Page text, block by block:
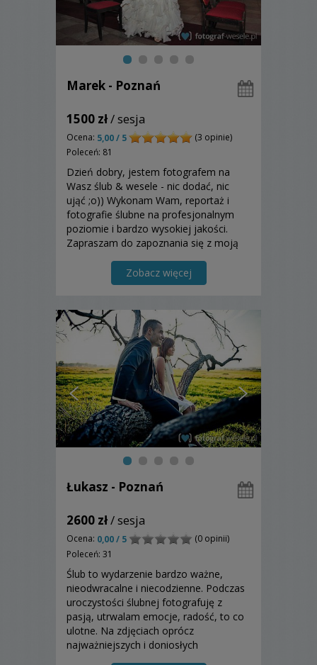
Marek - Poznań
1500 zł/ sesja
Ocena: 5,00 / 5
(3 opinie)
Poleceń: 81
Dzień dobry, jestem fotografem na
Wasz ślub & wesele - nic dodać, nic
ująć ;o)) Wykonam Wam, reportaż i
fotografie ślubne na profesjonalnym
poziomie i bardzo wysokiej jakości.
Zapraszam do zapoznania się z moją
Zobacz więcej
Łukasz - Poznań
2600 zł/ sesja
Ocena: 0,00 / 5
(0 opinii)
Poleceń: 31
Ślub to wydarzenie bardzo ważne,
nieodwracalne i niecodzienne. Podczas
uroczystości ślubnej fotografuję z
pasją, utrwalam emocje, radość, to co
ulotne. Na zdjęciach oprócz
najważniejszych i doniosłych